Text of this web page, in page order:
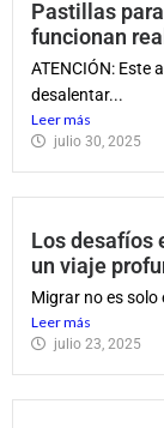
Pastillas
funcionan
ATENCIÓN: Este
desalentar...
Leer más
julio 30, 2025
Los desafíos
un viaje
Migrar no es
Leer más
julio 23, 2025